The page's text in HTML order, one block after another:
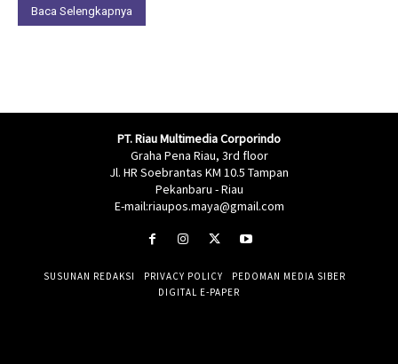
Baca Selengkapnya
PT. Riau Multimedia Corporindo
Graha Pena Riau, 3rd floor
Jl. HR Soebrantas KM 10.5 Tampan
Pekanbaru - Riau
E-mail:riaupos.maya@gmail.com
SUSUNAN REDAKSI PRIVACY POLICY
PEDOMAN MEDIA SIBER
DIGITAL E-PAPER